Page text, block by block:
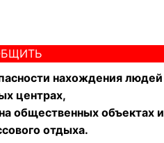
нахождения людей
центрах,
общественных объектах и
отдыха.